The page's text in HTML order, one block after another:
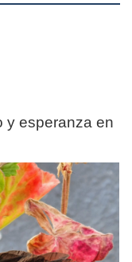
y esperanza en